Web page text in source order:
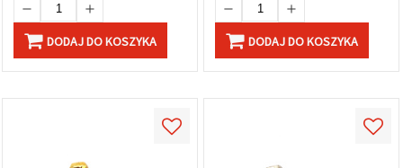
DODAJ DO KOSZYKA DODAJ DO KOSZYKA